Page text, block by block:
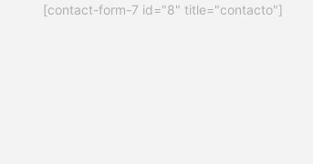
[contact-form-7 id="8" title="contacto"]